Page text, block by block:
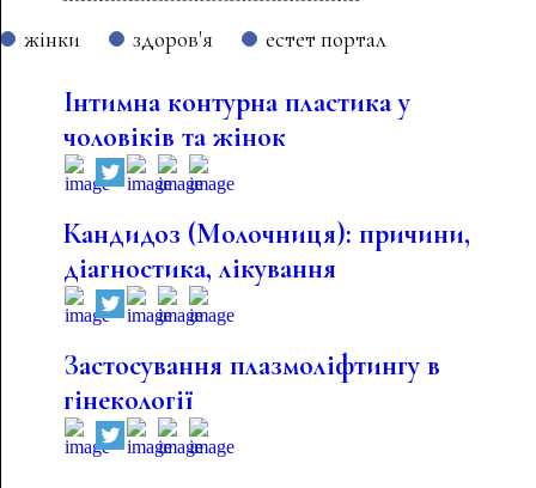
жінки здоров'я естет портал
Інтимна контурна пластика у
чоловіків та жінок
Кандидоз (Молочниця): причини,
діагностика, лікування
Застосування плазмоліфтингу в
гінекології